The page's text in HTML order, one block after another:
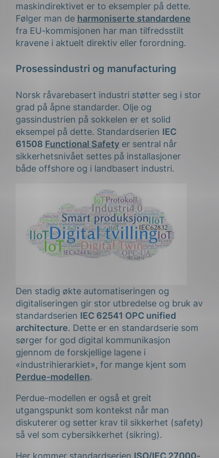
maskindirektivet er to eksempler på dette.
Følger man de harmoniserte standardene
fra EU-kommisjonen har man tilfredsstilt
kravene i aktuelt direktiv eller forordning.
Prosessindustri og manufacturing
Norsk råvarebasert industri støtter seg i stor
grad på åpne standarder. Olje og
gassindustrien på sokkelen er et solid
eksempel på dette. Standardserien IEC
61508 Functional Safety er sentral når
sikkerhetsnivået settes på installasjoner
både offshore og i landbasert industri.
Den stadig økte automatiseringen og
digitaliseringen gir stor utbredelse og bruk av
standardserien IEC 62541 OPC unified
architecture. Dette er en standardserie som
sørger for god digital kommunikasjon
gjennom de forskjellige lagene i
«industrihierarkiet», for mange kjent som
Perdue-modellen.
Perdue-modellen er også et greit
utgangspunkt som kontekst når man
diskuterer og setter krav til sikkerhet (safety)
så vel som cybersikkerhet (sikring).
Her kommer standardserien ISO/IEC 27000-